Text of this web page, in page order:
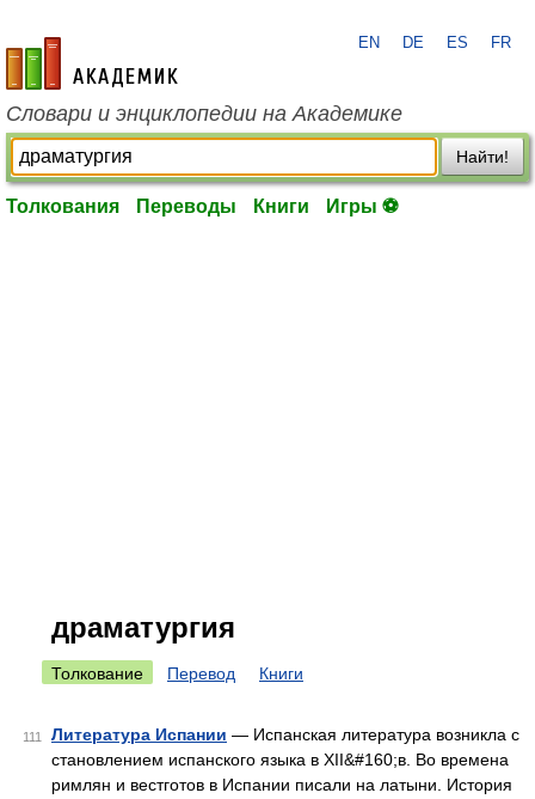
academic.ru
EN DE ES FR
Словари и энциклопедии на Академике
Найти!
Толкования Переводы Книги Игры ⚽
драматургия
Толкование Перевод Книги
111 Литература Испании — Испанская литература возникла с
становлением испанского языка в XII&#160;в. Во времена
римлян и вестготов в Испании писали на латыни. История